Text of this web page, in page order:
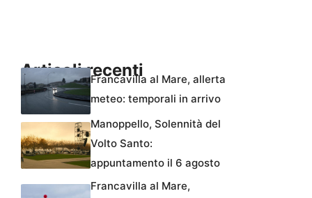
Articoli recentiFrancavilla al Mare, allerta
meteo: temporali in arrivo
Manoppello, Solennità del
Volto Santo:
appuntamento il 6 agosto
Francavilla al Mare,